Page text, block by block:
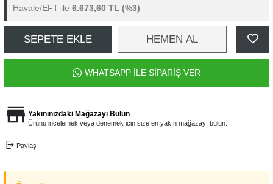
Havale/EFT ile 6.673,60 TL (%3)
SEPETE EKLE HEMEN AL
WHATSAPP İLE SİPARİŞ VER
Yakınınızdaki Mağazayı Bulun
Ürünü incelemek veya denemek için size en yakın mağazayı bulun.
Paylaş